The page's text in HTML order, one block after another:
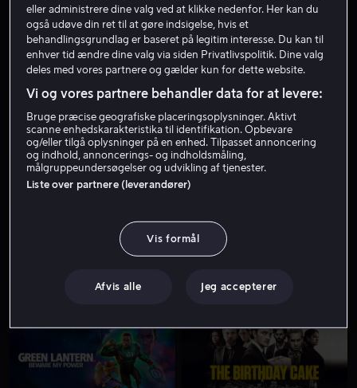
Skuespiller Stemme Gæst
Fra 59 kr Fra 59 kr
eller administrere dine valg ved at klikke nedenfor. Her kan du
også udøve din ret til at gøre indsigelse, hvis et
behandlingsgrundlag er baseret på legitim interesse. Du kan til
enhver tid ændre dine valg via siden Privatlivspolitik. Dine valg
deles med vores partnere og gælder kun for dette website.
Vi og vores partnere behandler data for at levere:
Bruge præcise geografiske placeringsoplysninger. Aktivt
scanne enhedskarakteristika til identifikation. Opbevare
og/eller tilgå oplysninger på en enhed. Tilpasset annoncering
og indhold, annoncerings- og indholdsmåling,
målgruppeundersøgelser og udvikling af tjenester.
Liste over partnere (leverandører)
Vis formål
Afvis alle Jeg accepterer